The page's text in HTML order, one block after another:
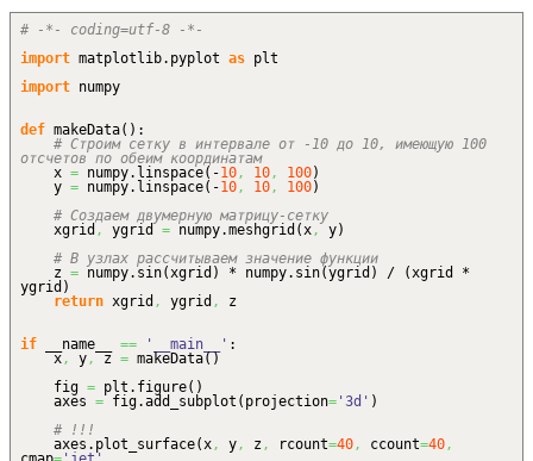
# -*- coding=utf-8 -*-
import matplotlib. pyplot as plt
import numpy
def makeData( ) :
# Строим сетку в интервале от -10 до 10, имеющую 100
отсчетов по обеим координатам
x = numpy. linspace( -10, 10, 100)
y = numpy. linspace( -10, 10, 100)
# Создаем двумерную матрицу-сетку
xgrid , ygrid = numpy.meshgrid (x, y)
# В узлах рассчитываем значение функции
z = numpy. sin(xgrid ) * numpy. sin(ygrid ) / (xgrid *
ygrid )
return xgrid , ygrid , z
if __name__ == '__main__' :
x, y, z = makeData( )
fig = plt. figure( )
axes = fig.add_subplot ( projection= '3d' )
# !!!
axes. plot_surface(x, y, z , rcount=40, ccount=40,